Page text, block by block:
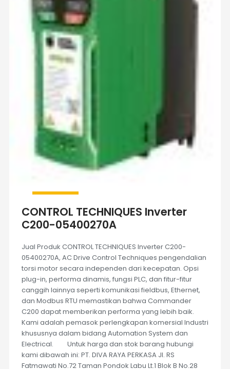
CONTROL TECHNIQUES Inverter
C200-05400270A
Jual Produk CONTROL TECHNIQUES Inverter C200-
05400270A, AC Drive Control Techniques pengendalian
torsi motor secara independen dari kecepatan. Opsi
plug-in, performa dinamis, fungsi PLC, dan fitur-fitur
canggih lainnya seperti komunikasi fieldbus, Ethernet,
dan Modbus RTU memastikan bahwa Commander
C200 dapat memberikan performa yang lebih baik.
Kami adalah pemasok perlengkapan komersial Industri
khususnya dalam bidang Automation System dan
Electrical. Untuk harga dan stok barang hubungi
kami dibawah ini: PT. DIVA RAYA PERKASA Jl. RS
Fatmawati No.72 Taman Pondok Labu Lt.1 Blok B No.28